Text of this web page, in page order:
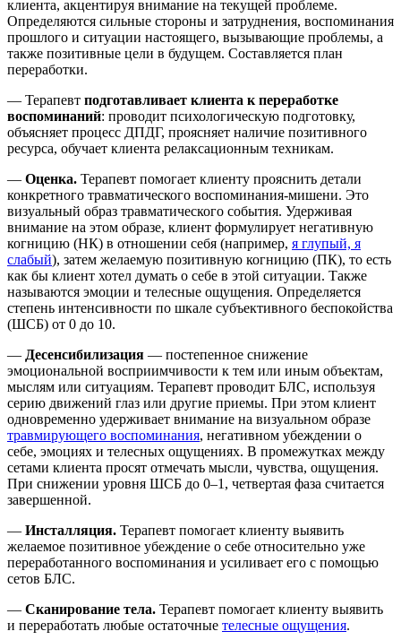
клиента, акцентируя внимание на текущей проблеме.
Определяются сильные стороны и затруднения, воспоминания
прошлого и ситуации настоящего, вызывающие проблемы, а
также позитивные цели в будущем. Составляется план
переработки.
— Терапевт подготавливает клиента к переработке
воспоминаний: проводит психологическую подготовку,
объясняет процесс ДПДГ, проясняет наличие позитивного
ресурса, обучает клиента релаксационным техникам.
— Оценка. Терапевт помогает клиенту прояснить детали
конкретного травматического воспоминания-мишени. Это
визуальный образ травматического события. Удерживая
внимание на этом образе, клиент формулирует негативную
когницию (НК) в отношении себя (например, я глупый, я
слабый), затем желаемую позитивную когницию (ПК), то есть
как бы клиент хотел думать о себе в этой ситуации. Также
называются эмоции и телесные ощущения. Определяется
степень интенсивности по шкале субъективного беспокойства
(ШСБ) от 0 до 10.
— Десенсибилизация — постепенное снижение
эмоциональной восприимчивости к тем или иным объектам,
мыслям или ситуациям. Терапевт проводит БЛС, используя
серию движений глаз или другие приемы. При этом клиент
одновременно удерживает внимание на визуальном образе
травмирующего воспоминания, негативном убеждении о
себе, эмоциях и телесных ощущениях. В промежутках между
сетами клиента просят отмечать мысли, чувства, ощущения.
При снижении уровня ШСБ до 0–1, четвертая фаза считается
завершенной.
— Инсталляция. Терапевт помогает клиенту выявить
желаемое позитивное убеждение о себе относительно уже
переработанного воспоминания и усиливает его с помощью
сетов БЛС.
— Сканирование тела. Терапевт помогает клиенту выявить
и переработать любые остаточные телесные ощущения.